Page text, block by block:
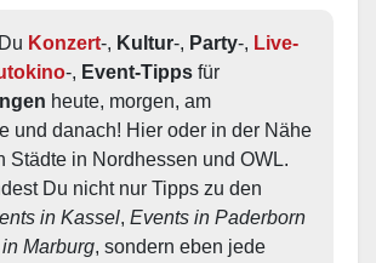
Konzert-, Kultur-, Party-, Live-
-, Event-Tipps
heute, morgen, am
und danach! Hier oder in der Nähe
Städte in Nordhessen und OWL.
Du nicht nur Tipps zu den
in Kassel, Events in Paderborn
Marburg, sondern eben jede